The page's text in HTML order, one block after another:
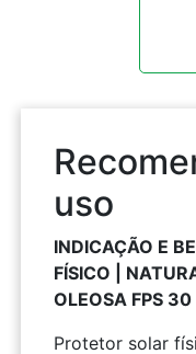
uso
INDICAÇÃO E
FÍSICO |
OLEOSA FPS 30
Protetor solar